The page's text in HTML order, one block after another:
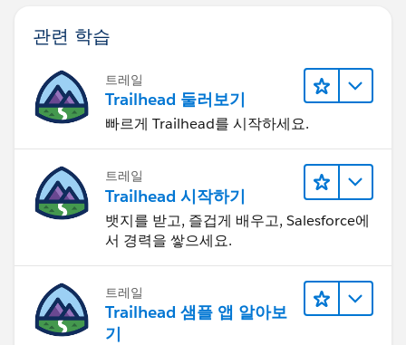
관련 학습
트레일
Trailhead 둘러보기
빠르게 Trailhead를 시작하세요.
트레일
Trailhead 시작하기
뱃지를 받고, 즐겁게 배우고, Salesforce에
서 경력을 쌓으세요.
트레일
Trailhead 샘플 앱 알아보
기